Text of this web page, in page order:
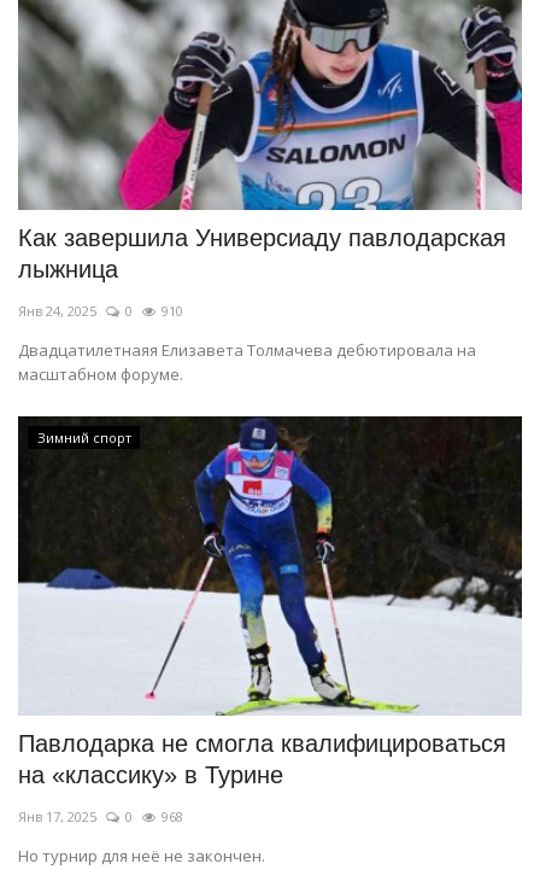
Как завершила Универсиаду павлодарская
лыжница
Янв 24, 2025 0 910
Двадцатилетнаяя Елизавета Толмачева дебютировала на
масштабном форуме.
Зимний спорт
Павлодарка не смогла квалифицироваться
на «классику» в Турине
Янв 17, 2025 0 968
Но турнир для неё не закончен.